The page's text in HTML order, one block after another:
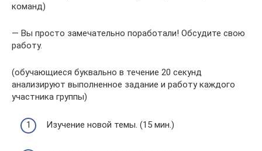
команд)
— Вы просто замечательно поработали! Обсудите свою
работу.
(обучающиеся буквально в течение 20 секунд
анализируют выполненное задание и работу каждого
участника группы)
Изучение новой темы. (15 мин.)